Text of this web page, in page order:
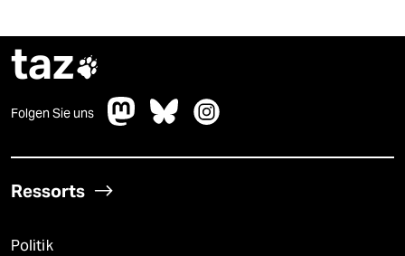
taz
Folgen Sie uns
Ressorts
Politik